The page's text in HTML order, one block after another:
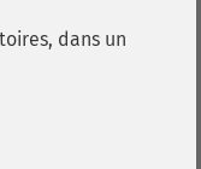
dans un